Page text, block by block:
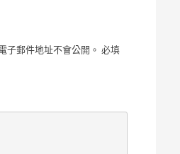
子郵件地址不會公開。 必填